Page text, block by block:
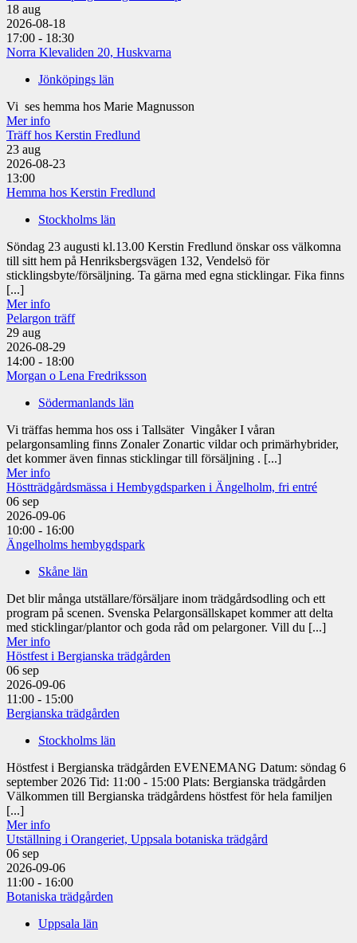
18 aug
2026-08-18
17:00 - 18:30
Norra Klevaliden 20, Huskvarna
Jönköpings län
Vi ses hemma hos Marie Magnusson
Mer info
Träff hos Kerstin Fredlund
23 aug
2026-08-23
13:00
Hemma hos Kerstin Fredlund
Stockholms län
Söndag 23 augusti kl.13.00 Kerstin Fredlund önskar oss välkomna
till sitt hem på Henriksbergsvägen 132, Vendelsö för
sticklingsbyte/försäljning. Ta gärna med egna sticklingar. Fika finns
[...]
Mer info
Pelargon träff
29 aug
2026-08-29
14:00 - 18:00
Morgan o Lena Fredriksson
Södermanlands län
Vi träffas hemma hos oss i Tallsäter Vingåker I våran
pelargonsamling finns Zonaler Zonartic vildar och primärhybrider,
det kommer även finnas sticklingar till försäljning . [...]
Mer info
Höstträdgårdsmässa i Hembygdsparken i Ängelholm, fri entré
06 sep
2026-09-06
10:00 - 16:00
Ängelholms hembygdspark
Skåne län
Det blir många utställare/försäljare inom trädgårdsodling och ett
program på scenen. Svenska Pelargonsällskapet kommer att delta
med sticklingar/plantor och goda råd om pelargoner. Vill du [...]
Mer info
Höstfest i Bergianska trädgården
06 sep
2026-09-06
11:00 - 15:00
Bergianska trädgården
Stockholms län
Höstfest i Bergianska trädgården EVENEMANG Datum: söndag 6
september 2026 Tid: 11:00 - 15:00 Plats: Bergianska trädgården
Välkommen till Bergianska trädgårdens höstfest för hela familjen
[...]
Mer info
Utställning i Orangeriet, Uppsala botaniska trädgård
06 sep
2026-09-06
11:00 - 16:00
Botaniska trädgården
Uppsala län